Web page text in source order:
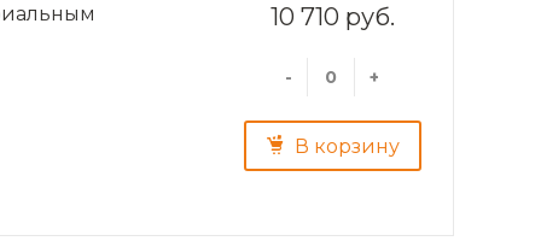
10 710 руб.
- +
В корзину